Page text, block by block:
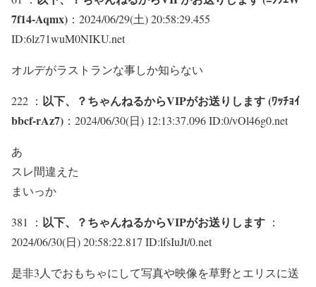
7f14-Aqmx) ：2024/06/29(土) 20:58:29.455
ID:6lz71wuM0NIKU.net
オルデがラストランな事しか知らない
222 ： 以下、？ちゃんねるからVIPがお送りします (ﾜｯﾁｮｲ
bbcf-rAz7) ：2024/06/30(日) 12:13:37.096 ID:0/vOl46g0.net
あ
スレ間違えた
まいっか
381 ： 以下、？ちゃんねるからVIPがお送りします ：
2024/06/30(日) 20:58:22.817 ID:lfsIuJt/0.net
是非3人でおもちゃにして写真や映像を草野とエリスに送